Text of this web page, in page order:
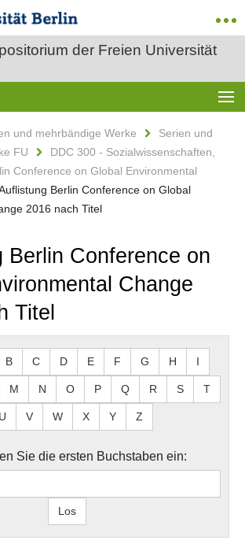
der Freien Universität
und mehrbändige Werke
Serien und
FU
DDC 300 - Sozialwissenschaften,
Conference on Global Environmental
Berlin Conference on Global
2016 nach Titel
Berlin Conference on
Change
Titel
B C D E F G H I
M N O P Q R S T
U V W X Y Z
Sie die ersten Buchstaben ein: